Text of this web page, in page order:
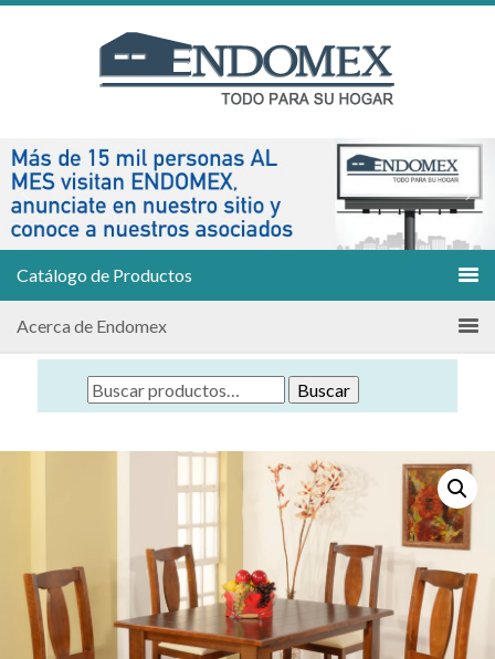
Catálogo de Productos
Acerca de Endomex
Buscar